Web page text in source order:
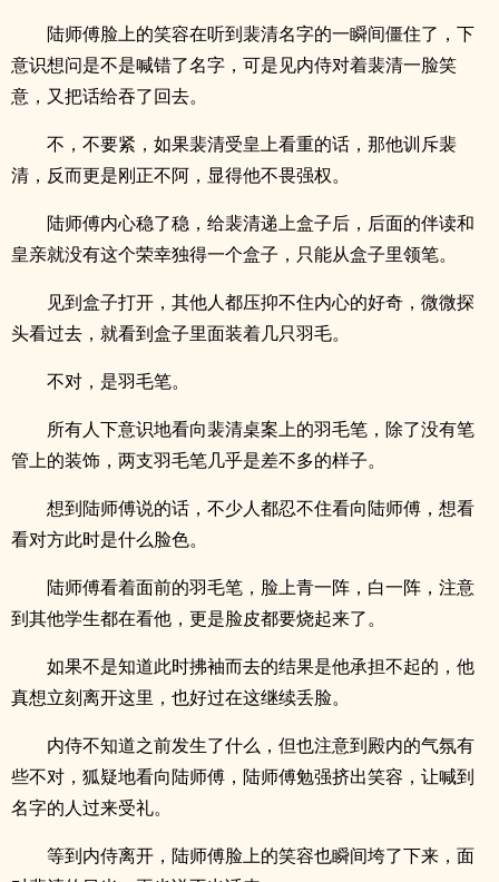
陆师傅脸上的笑容在听到裴清名字的一瞬间僵住了，下
意识想问是不是喊错了名字，可是见内侍对着裴清一脸笑
意，又把话给吞了回去。
不，不要紧，如果裴清受皇上看重的话，那他训斥裴
清，反而更是刚正不阿，显得他不畏强权。
陆师傅内心稳了稳，给裴清递上盒子后，后面的伴读和
皇亲就没有这个荣幸独得一个盒子，只能从盒子里领笔。
见到盒子打开，其他人都压抑不住内心的好奇，微微探
头看过去，就看到盒子里面装着几只羽毛。
不对，是羽毛笔。
所有人下意识地看向裴清桌案上的羽毛笔，除了没有笔
管上的装饰，两支羽毛笔几乎是差不多的样子。
想到陆师傅说的话，不少人都忍不住看向陆师傅，想看
看对方此时是什么脸色。
陆师傅看着面前的羽毛笔，脸上青一阵，白一阵，注意
到其他学生都在看他，更是脸皮都要烧起来了。
如果不是知道此时拂袖而去的结果是他承担不起的，他
真想立刻离开这里，也好过在这继续丢脸。
内侍不知道之前发生了什么，但也注意到殿内的气氛有
些不对，狐疑地看向陆师傅，陆师傅勉强挤出笑容，让喊到
名字的人过来受礼。
等到内侍离开，陆师傅脸上的笑容也瞬间垮了下来，面